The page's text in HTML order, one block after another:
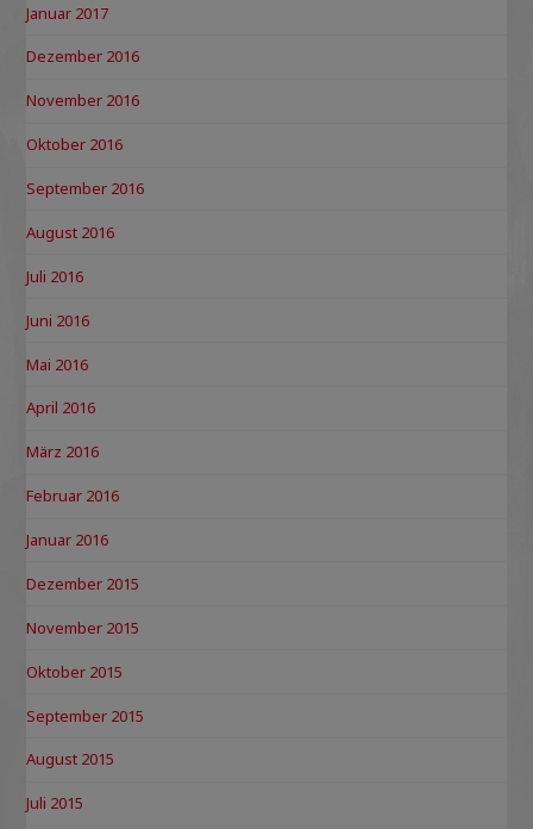
Januar 2017
Dezember 2016
November 2016
Oktober 2016
September 2016
August 2016
Juli 2016
Juni 2016
Mai 2016
April 2016
März 2016
Februar 2016
Januar 2016
Dezember 2015
November 2015
Oktober 2015
September 2015
August 2015
Juli 2015